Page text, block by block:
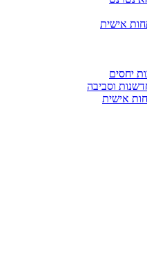
אישית
יחסים
וסביבה
אישית